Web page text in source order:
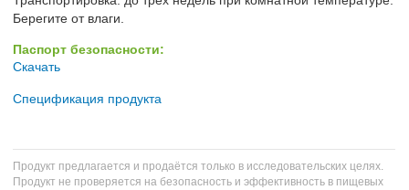
Берегите от влаги.
Паспорт безопасности:
Скачать
Спецификация продукта
Продукт предлагается и продаётся только в исследовательских целях.
Продукт не проверяется на безопасность и эффективность в пищевых